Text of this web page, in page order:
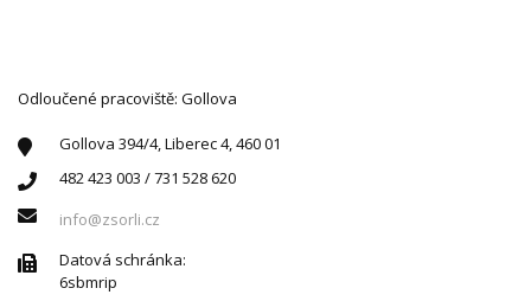
Odloučené pracoviště: Gollova
Gollova 394/4, Liberec 4, 460 01
482 423 003 / 731 528 620
info@zsorli.cz
Datová schránka:
6sbmrip